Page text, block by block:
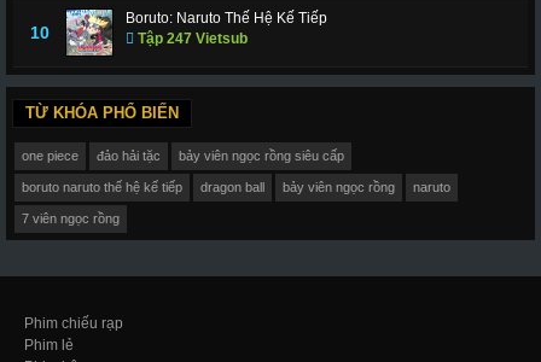
10
Boruto: Naruto Thế Hệ Kế Tiếp
Tập 247 Vietsub
TỪ KHÓA PHỔ BIẾN
one piece đảo hải tặc bảy viên ngọc rồng siêu cấp
boruto naruto thế hệ kế tiếp dragon ball bảy viên ngọc rồng naruto
7 viên ngọc rồng
Phim chiếu rạp
Phim lẻ